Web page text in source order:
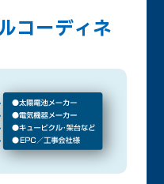
コーディネ